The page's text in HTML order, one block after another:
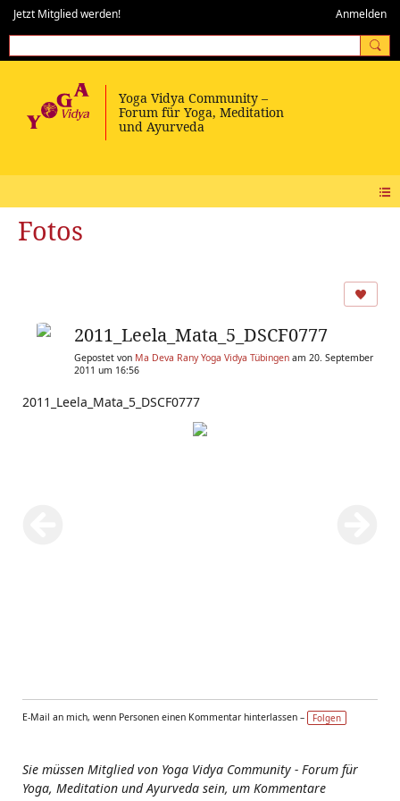
Jetzt Mitglied werden! Anmelden
Fotos
2011_Leela_Mata_5_DSCF0777
Gepostet von Ma Deva Rany Yoga Vidya Tübingen am 20. September
2011 um 16:56
2011_Leela_Mata_5_DSCF0777
E-Mail an mich, wenn Personen einen Kommentar hinterlassen – Folgen
Sie müssen Mitglied von Yoga Vidya Community - Forum für
Yoga, Meditation und Ayurveda sein, um Kommentare